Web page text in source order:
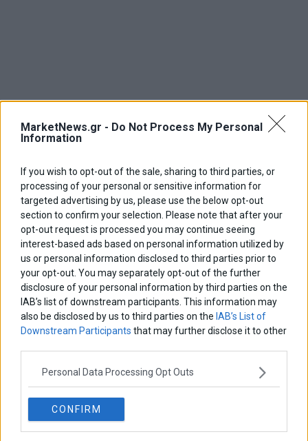
MarketNews.gr - Do Not Process My Personal
Information
If you wish to opt-out of the sale, sharing to third parties, or
processing of your personal or sensitive information for
targeted advertising by us, please use the below opt-out
section to confirm your selection. Please note that after your
opt-out request is processed you may continue seeing
interest-based ads based on personal information utilized by
us or personal information disclosed to third parties prior to
your opt-out. You may separately opt-out of the further
disclosure of your personal information by third parties on the
IAB’s list of downstream participants. This information may
also be disclosed by us to third parties on the IAB’s List of
Downstream Participants that may further disclose it to other
Personal Data Processing Opt Outs
CONFIRM
ΑΡΘΡΟΓΡΑΦΟΙ
Ελευθερία Κούρταλη
Οι «τιμωροί» των ομολόγων επέστρεψαν
Εύη Φραγκάκη
Η αληθινή παιδεία ξεκινά από την ψυχή…
Σταματίνα Σταματάκου
Η βία κατά των ζώων δεν αντέχει βολικές ερμηνείες
Δημήτρης Καμπουράκης
ψάχνει τον επόμενο Μεσσία